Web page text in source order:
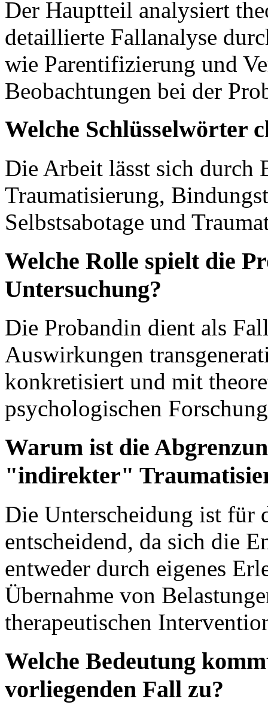
Der Hauptteil analysiert
detaillierte Fallanalyse
wie Parentifizierung und
Beobachtungen bei der
Welche Schlüsselwörter
Die Arbeit lässt sich durch
Traumatisierung,
Selbstsabotage und
Welche Rolle spielt die
Untersuchung?
Die Probandin dient als
Auswirkungen
konkretisiert und mit
psychologischen
Warum ist die
"indirekter"
Die Unterscheidung ist für
entscheidend, da sich die
entweder durch eigenes
Übernahme von
therapeutischen
Welche Bedeutung
vorliegenden Fall zu?